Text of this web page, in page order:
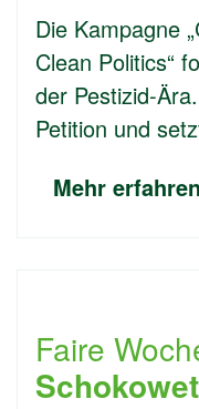
Die Kampagne
Clean Politics“
der Pestizid-
Petition und
Mehr erfahren
Faire